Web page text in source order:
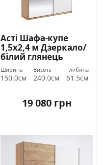
Асті Шафа-купе
1,5х2,4 м Дзеркало/
білий глянець
Міромарк
Ширина
150.0см
Висота
240.0см
Глибина
61.5см
19 080 грн